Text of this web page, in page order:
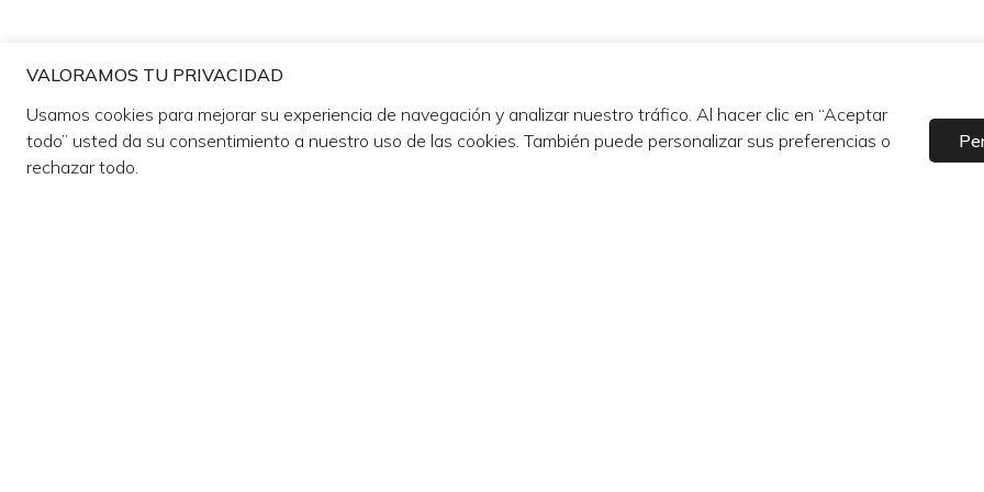
VALORAMOS TU PRIVACIDAD
Usamos cookies para mejorar su experiencia de navegación y analizar nuestro tráfico. Al hacer clic en “Aceptar
todo” usted da su consentimiento a nuestro uso de las cookies. También puede personalizar sus preferencias o
rechazar todo.